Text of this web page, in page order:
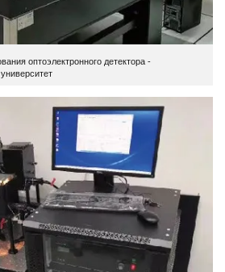
оптоэлектронного детектора -